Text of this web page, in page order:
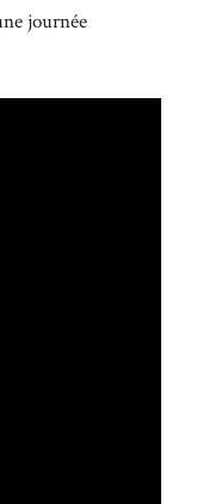
journée